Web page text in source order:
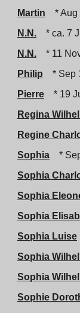
Martin
* Aug
N.N.
* ca. 7
N.N.
* 11
Philip
* Sep
Pierre
* 19
Regina
Regine
Sophia
*
Sophia
Sophia
Sophia
Sophia Luise
Sophia
Sophia
Sophie